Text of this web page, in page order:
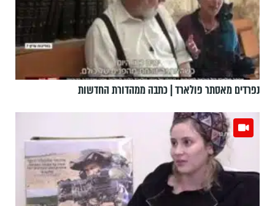
נפרדים מאסתר פולארד | כתבה ממהדורת החדשות